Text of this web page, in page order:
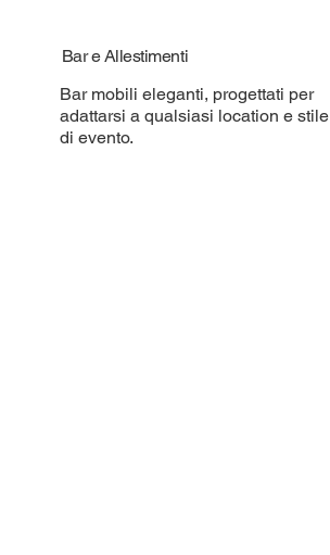
Bar e Allestimenti
Bar mobili eleganti, progettati per
adattarsi a qualsiasi location e stile
di evento.